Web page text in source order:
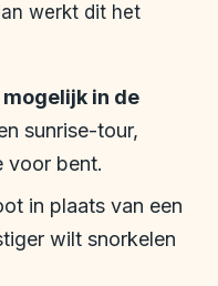
werkt dit het
in de
sunrise-tour,
voor bent.
in plaats van een
wilt snorkelen